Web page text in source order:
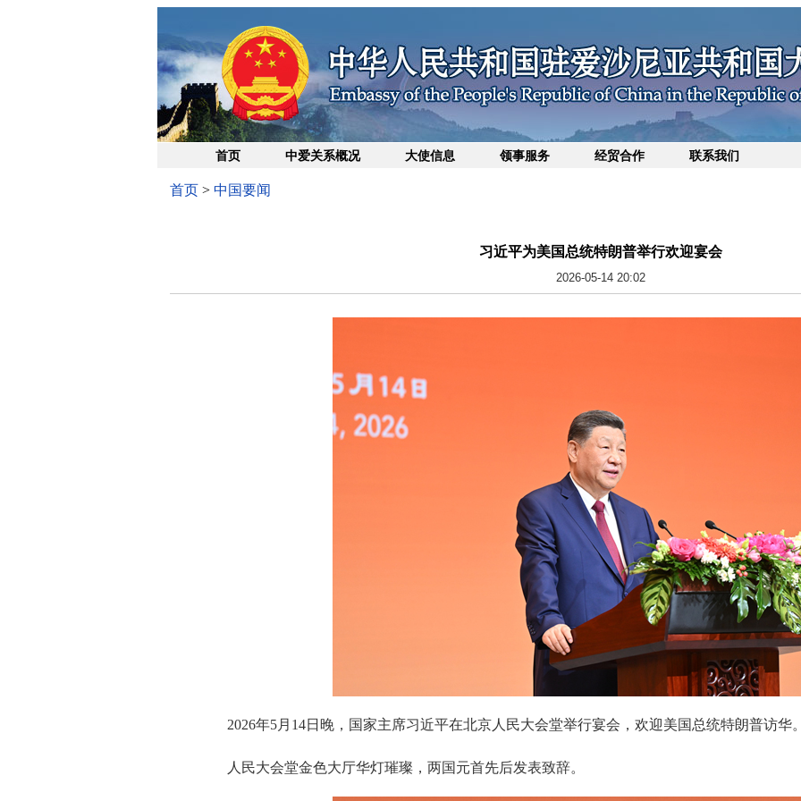
首页 中爱关系概况 大使信息 领事服务 经贸合作 联系我们
首页 > 中国要闻
习近平为美国总统特朗普举行欢迎宴会
2026-05-14 20:02
2026年5月14日晚，国家主席习近平在北京人民大会堂举行宴会，欢迎美国总统特朗普访华
人民大会堂金色大厅华灯璀璨，两国元首先后发表致辞。